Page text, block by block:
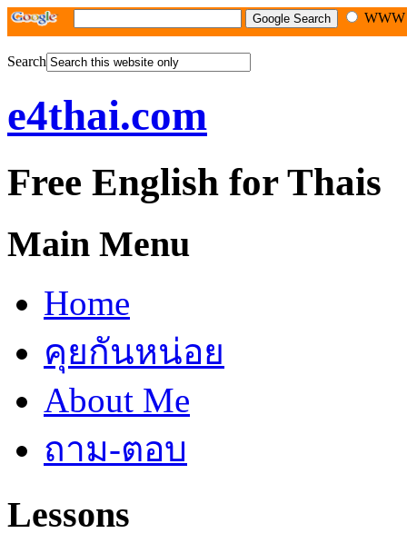
Search
e4thai.com
Free English for Thais
Main Menu
Home
คุยกันหน่อย
About Me
ถาม-ตอบ
Lessons